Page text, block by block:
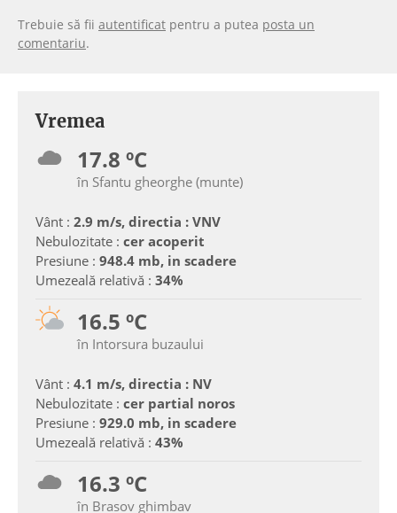
Trebuie să fii autentificat pentru a putea posta un
comentariu.
Vremea
17.8 ºC
în Sfantu gheorghe (munte)
Vânt : 2.9 m/s, directia : VNV
Nebulozitate : cer acoperit
Presiune : 948.4 mb, in scadere
Umezeală relativă : 34%
16.5 ºC
în Intorsura buzaului
Vânt : 4.1 m/s, directia : NV
Nebulozitate : cer partial noros
Presiune : 929.0 mb, in scadere
Umezeală relativă : 43%
16.3 ºC
în Brasov ghimbav